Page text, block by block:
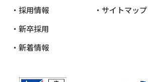
採用情報
新卒採用
新着情報
サイトマップ